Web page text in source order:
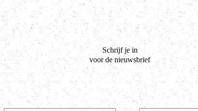
Schrijf je in
voor de nieuwsbrief